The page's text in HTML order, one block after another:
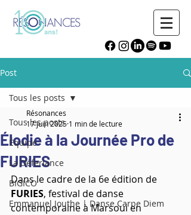
Post
Tous les posts
Équipe
La Déferlance
BIGICO
Emmanuel Jouthe | Danse Carpe Diem
Tous les posts
Élodie à la Journée Pro de
FURIES
Résonances
17 juin 2025 1 min de lecture
Dans le cadre de la 6e édition de
FURIES, festival de danse
contemporaine à Marsoui en